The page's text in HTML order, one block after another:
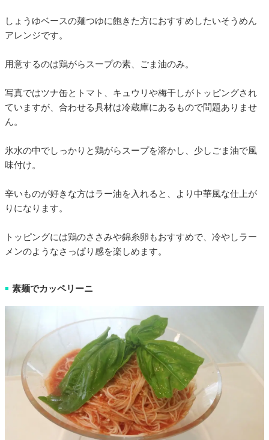
しょうゆベースの麺つゆに飽きた方におすすめしたいそうめん
アレンジです。
用意するのは鶏がらスープの素、ごま油のみ。
写真ではツナ缶とトマト、キュウリや梅干しがトッピングされ
ていますが、合わせる具材は冷蔵庫にあるもので問題ありませ
ん。
氷水の中でしっかりと鶏がらスープを溶かし、少しごま油で風
味付け。
辛いものが好きな方はラー油を入れると、より中華風な仕上が
りになります。
トッピングには鶏のささみや錦糸卵もおすすめで、冷やしラー
メンのようなさっぱり感を楽しめます。
■ 素麺でカッペリーニ